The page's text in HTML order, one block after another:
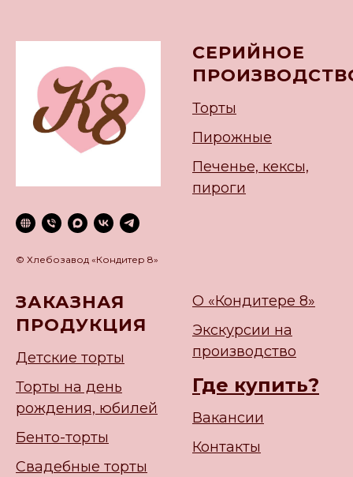
© Хлебозавод «Кондитер 8»
СЕРИЙНОЕ
Торты
Пирожные
Печенье, кексы,
пироги
ЗАКАЗНАЯ
ПРОДУКЦИЯ
Детские торты
Торты на день
рождения, юбилей
Бенто-торты
Свадебные торты
О «Кондитере 8»
Экскурсии на
производство
Где купить?
Вакансии
Контакты